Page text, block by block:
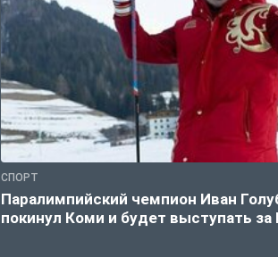
СПОРТ
Паралимпийский чемпион Иван
покинул Коми и будет выступать за